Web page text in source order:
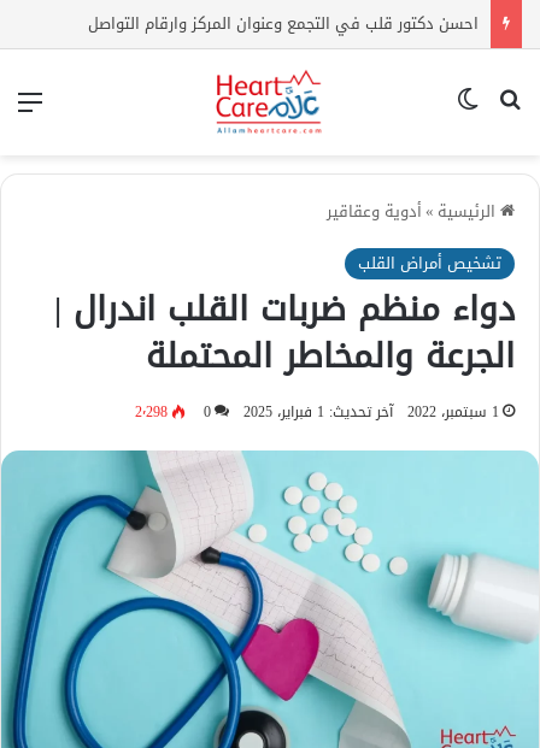
احسن دكتور قلب في التجمع وعنوان المركز وارقام التواصل
بحث عن
الرئيسية »أدوية وعقاقير
تشخيص أمراض القلب
دواء منظم ضربات القلب اندرال |
الجرعة والمخاطر المحتملة
1 سبتمبر، 2022 آخر تحديث: 1 فبراير، 2025 0 2٬298